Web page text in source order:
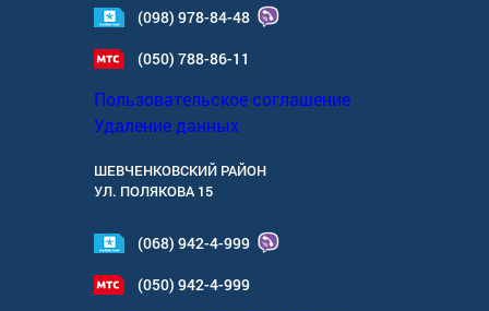
(098) 978-84-48
(050) 788-86-11
Пользовательское соглашение
Удаление данных
ШЕВЧЕНКОВСКИЙ РАЙОН
УЛ. ПОЛЯКОВА 15
(068) 942-4-999
(050) 942-4-999